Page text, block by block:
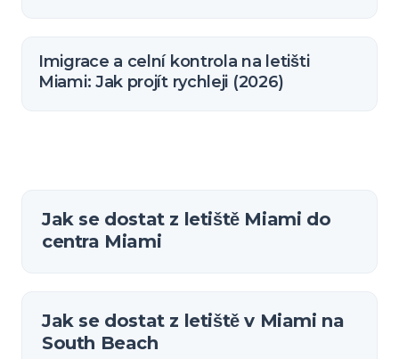
Imigrace a celní kontrola na letišti
Miami: Jak projít rychleji (2026)
Jak se dostat z letiště Miami do
centra Miami
Jak se dostat z letiště v Miami na
South Beach